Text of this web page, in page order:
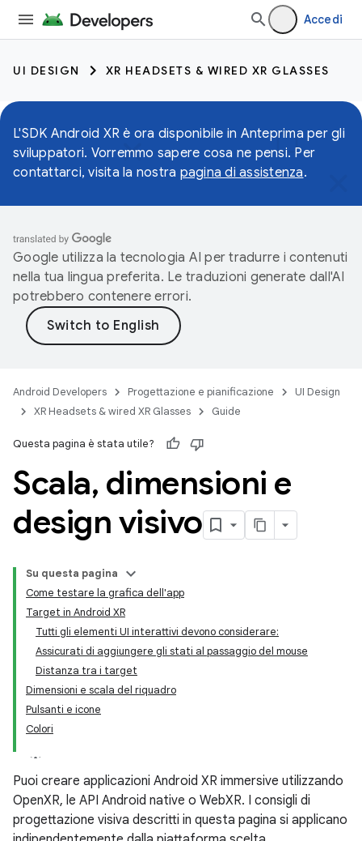
Accedi
UI DESIGN XR HEADSETS & WIRED XR GLASSES
L'SDK Android XR è ora disponibile in Anteprima per gli
sviluppatori. Vorremmo sapere cosa ne pensi. Per
contattarci, visita la nostra pagina di assistenza.
Google utilizza la tecnologia AI per tradurre i contenuti
nella tua lingua preferita. Le traduzioni generate dall'AI
potrebbero contenere errori.
Android Developers Progettazione e pianificazione
UI Design
XR Headsets & wired XR Glasses
Guide
Questa pagina è stata utile?
Scala, dimensioni e
design visivo
Su questa pagina
Come testare la grafica dell'app
Target in Android XR
Tutti gli elementi UI interattivi devono considerare:
Assicurati di aggiungere gli stati al passaggio del mouse
Distanza tra i target
Dimensioni e scala del riquadro
Pulsanti e icone
Colori
Puoi creare applicazioni Android XR immersive utilizzando
OpenXR, le API Android native o WebXR. I consigli di
progettazione visiva descritti in questa pagina si applicano